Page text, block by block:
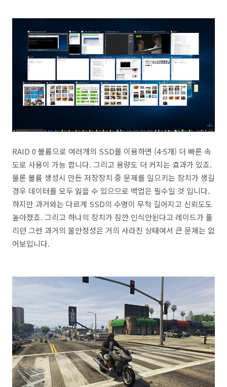
RAID 0 볼륨으로 여러개의 SSD를 이용하면 (4-5개) 더 빠른 속
도로 사용이 가능 합니다. 그리고 용량도 더 커지는 효과가 있죠.
물론 볼륨 생성시 만든 저장장치 중 문제를 일으키는 장치가 생길
경우 데이터를 모두 잃을 수 있으므로 백업은 필수일 것 입니다.
하지만 과거와는 다르게 SSD의 수명이 무척 길어지고 신뢰도도
높아졌죠. 그리고 하나의 장치가 잠깐 인식안된다고 레이드가 풀
리던 그런 과거의 불안정성은 거의 사라진 상태여서 큰 문제는 없
어보입니다.